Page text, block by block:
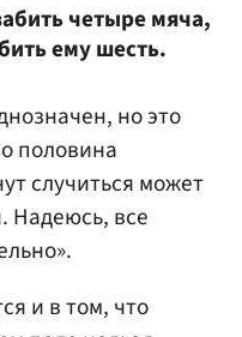
четыре мяча,
ему шесть.
но это
половина
случиться может
Надеюсь, все
и в том, что